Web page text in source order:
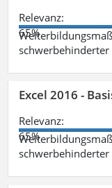
Relevanz:
65%
schwerbehinderter
Excel 2016 -
Relevanz:
65%
schwerbehinderter